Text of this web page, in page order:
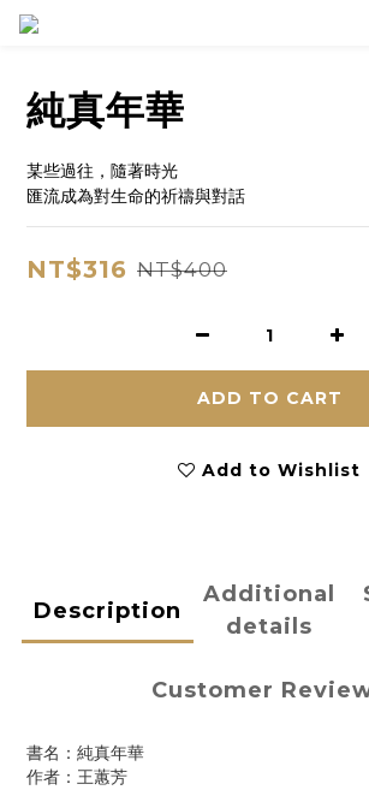
純真年華
某些過往，隨著時光
匯流成為對生命的祈禱與對話
NT$316 NT$400
ADD TO CART
Add to Wishlist
Description
Additional
details
Customer
書名：純真年華
作者：王蕙芳